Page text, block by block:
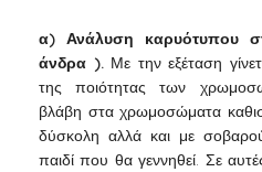
α) Ανάλυση καρυότυπου
άνδρα ). Με την εξέταση
της ποιότητας των
βλάβη στα χρωμοσώματα
δύσκολη αλλά και με
παιδί που θα γεννηθεί. Σε